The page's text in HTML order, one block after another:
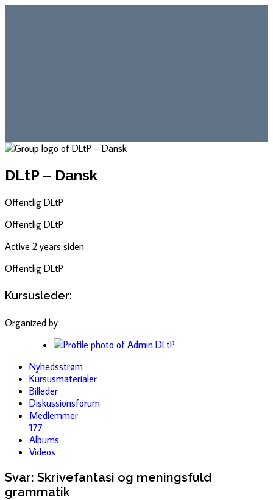
DLtP – Dansk
Offentlig DLtP
Offentlig DLtP
Active 2 years siden
Offentlig DLtP
Kursusleder:
Organized by
Nyhedsstrøm
Kursusmaterialer
Billeder
Diskussionsforum
Medlemmer
177
Albums
Videos
Svar: Skrivefantasi og meningsfuld
grammatik